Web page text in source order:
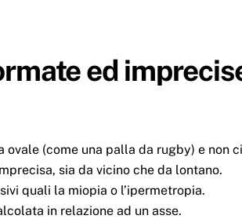
ed
(come una palla da rugby) e non
sia da vicino che da lontano.
quali la miopia o l’ipermetropia.
in relazione ad un asse.